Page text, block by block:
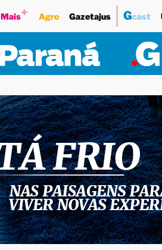
Mais+ Agro Gazetajus Gcast